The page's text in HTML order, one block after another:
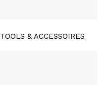
TOOLS & ACCESSOIRES